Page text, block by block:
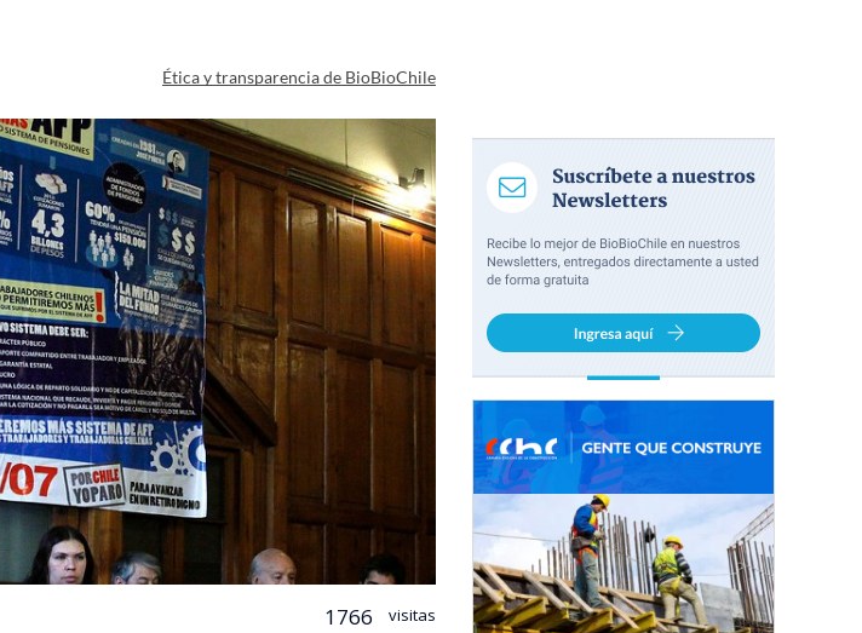
Ética y transparencia de BioBioChile
1766 visitas